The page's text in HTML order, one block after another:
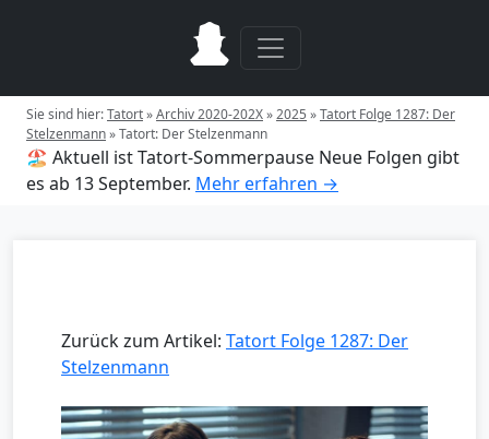
Sie sind hier:Tatort»Archiv 2020-202X»2025 »Tatort Folge 1287: Der
Stelzenmann»Tatort: Der Stelzenmann
🏖️ Aktuell ist Tatort-Sommerpause Neue Folgen gibt
es ab 13 September. Mehr erfahren →
Zurück zum Artikel: Tatort Folge 1287: Der
Stelzenmann